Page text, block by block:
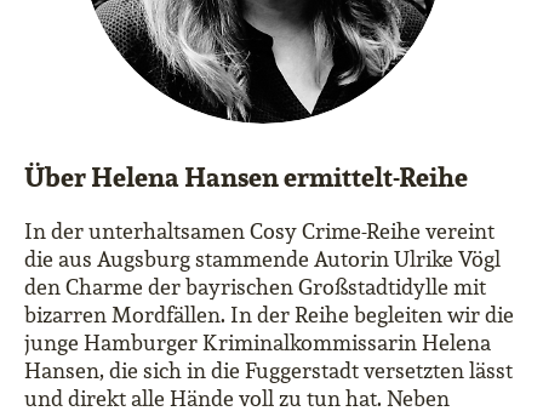
Über Helena Hansen ermittelt-Reihe
In der unterhaltsamen Cosy Crime-Reihe vereint
die aus Augsburg stammende Autorin Ulrike Vögl
den Charme der bayrischen Großstadtidylle mit
bizarren Mordfällen. In der Reihe begleiten wir die
junge Hamburger Kriminalkommissarin Helena
Hansen, die sich in die Fuggerstadt versetzten lässt
und direkt alle Hände voll zu tun hat. Neben